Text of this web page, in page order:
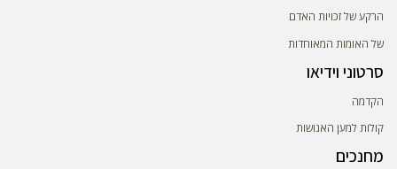
הרקע של זכויות האדם
של האומות המאוחדות
סרטוני וידיאו
הקדמה
קולות למען האנושות
מחנכים